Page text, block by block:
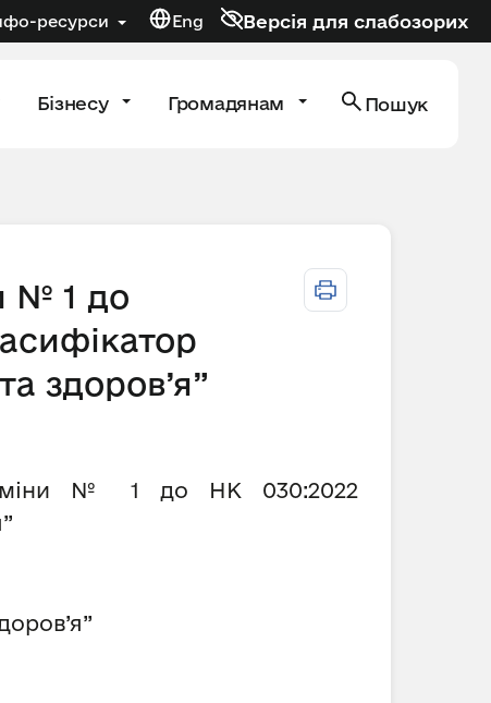
ресурси Eng Версія для слабозорих
Бізнесу Громадянам Пошук
№ 1 до
здоров’я”
Зміни № 1 до НК 030:2022